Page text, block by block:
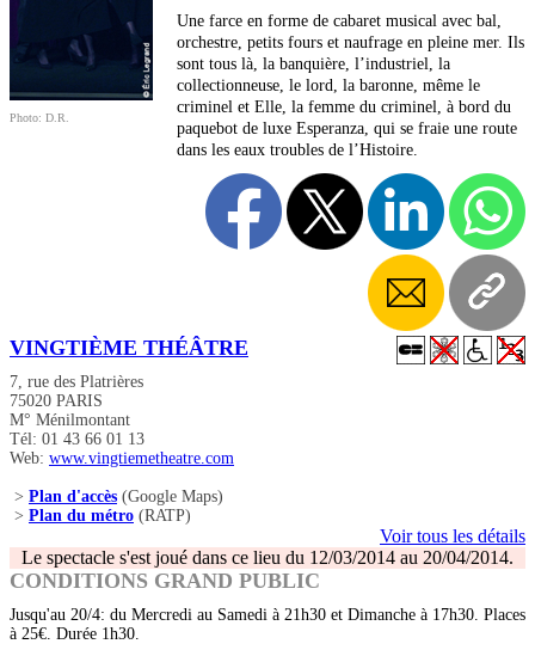
Photo: D.R.
Une farce en forme de cabaret musical avec bal,
orchestre, petits fours et naufrage en pleine mer. Ils
sont tous là, la banquière, l’industriel, la
collectionneuse, le lord, la baronne, même le
criminel et Elle, la femme du criminel, à bord du
paquebot de luxe Esperanza, qui se fraie une route
dans les eaux troubles de l’Histoire.
VINGTIÈME THÉÂTRE
7, rue des Platrières
75020 PARIS
M° Ménilmontant
Tél: 01 43 66 01 13
Web: www.vingtiemetheatre.com
> Plan d'accès (Google Maps)
> Plan du métro (RATP)
Voir tous les détails
Le spectacle s'est joué dans ce lieu du 12/03/2014 au 20/04/2014.
CONDITIONS GRAND PUBLIC
Jusqu'au 20/4: du Mercredi au Samedi à 21h30 et Dimanche à 17h30. Places
à 25€. Durée 1h30.